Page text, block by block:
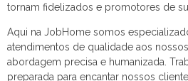
tornam fidelizados e promotores de
Aqui na JobHome somos
atendimentos de qualidade aos
abordagem precisa e humanizada.
preparada para encantar nossos